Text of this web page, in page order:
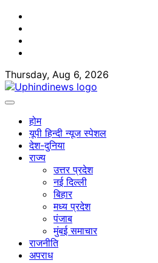
Skip
content
Thursday, Aug 6, 2026
होम
यूपी हिन्दी न्यूज स्पेशल
देश-दुनिया
राज्य
उत्तर प्रदेश
नई दिल्ली
बिहार
मध्य प्रदेश
पंजाब
मुंबई समाचार
राजनीति
अपराध